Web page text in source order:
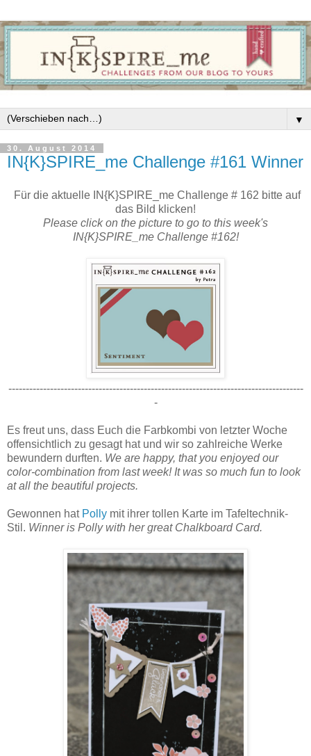
▼
30. August 2014
IN{K}SPIRE_me Challenge #161 Winner
Für die aktuelle IN{K}SPIRE_me Challenge # 162 bitte auf
das Bild klicken!
Please click on the picture to go to this week's
IN{K}SPIRE_me Challenge #162!
-------------------------------------------------------------------------------------
-
Es freut uns, dass Euch die Farbkombi von letzter Woche
offensichtlich zu gesagt hat und wir so zahlreiche Werke
bewundern durften. We are happy, that you enjoyed our
color-combination from last week! It was so much fun to look
at all the beautiful projects.
Gewonnen hat Polly mit ihrer tollen Karte im Tafeltechnik-
Stil. Winner is Polly with her great Chalkboard Card.